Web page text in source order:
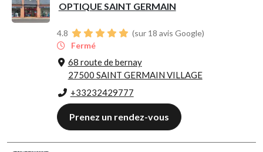
OPTIQUE SAINT GERMAIN
4.8
(sur 18 avis Google)
Fermé
68 route de bernay
27500 SAINT GERMAIN VILLAGE
+33232429777
Prenez un rendez-vous